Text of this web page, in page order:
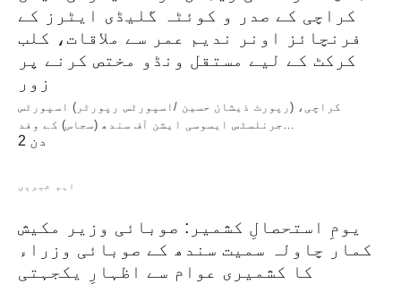
کراچی کے صدر و کوئٹہ گلیڈی ایٹرز کے
فرنچائز اونر ندیم عمر سے ملاقات، کلب
کرکٹ کے لیے مستقل ونڈو مختص کرنے پر
زور
کراچی، (رپورٹ ذیشان حسین /اسپورٹس رپورٹر) اسپورٹس
جرنلسٹس ایسوسی ایشن آف سندھ (سجاس) کے وفد…
2 دن
اہم خبریں
یومِ استحصالِ کشمیر: صوبائی وزیر مکیش
کمار چاولہ سمیت سندھ کے صوبائی وزراء
کا کشمیری عوام سے اظہارِ یکجہتی